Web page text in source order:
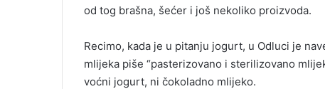
od tog brašna, šećer i još nekoliko proizvoda.
Recimo, kada je u pitanju jogurt, u Odluci je
mlijeka piše “pasterizovano i sterilizovano
voćni jogurt, ni čokoladno mlijeko.